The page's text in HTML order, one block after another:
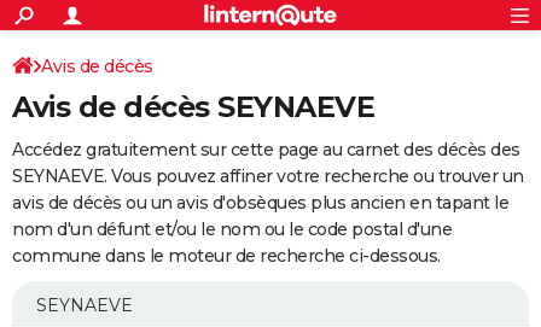
ACTUALITÉS
Politique
Société
Faits Divers
Education
Monde
Villes
+
SPORT
Coupe du monde 2026
Football
Tennis
Cyclisme
Rugby
Forum
Programme TV
TNT
Streaming
Cinéma
Sorties cinéma
Musique
+
FINANCE
Retraite
Epargne
Immobilier
Risques naturels par ville
Banque
Assurance
AUTO
Essais
Réserver un essai
Citadines
Berlines
SUV
Forum auto
+
Mobiles
Meilleur smartphone
Internet
Ordinateurs
Jeux vidéo
Guide high-tech
Avis de décès
Avis de décès SEYNAEVE
Accédez gratuitement sur cette page au carnet des décès des
SEYNAEVE. Vous pouvez affiner votre recherche ou trouver un
avis de décès ou un avis d'obsèques plus ancien en tapant le
nom d'un défunt et/ou le nom ou le code postal d'une
commune dans le moteur de recherche ci-dessous.